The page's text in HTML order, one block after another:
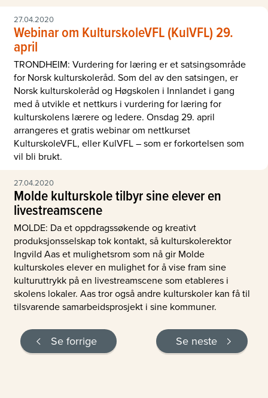
27.04.2020
Webinar om KulturskoleVFL (KulVFL) 29.
april
TRONDHEIM: Vurdering for læring er et satsingsområde
for Norsk kulturskoleråd. Som del av den satsingen, er
Norsk kulturskoleråd og Høgskolen i Innlandet i gang
med å utvikle et nettkurs i vurdering for læring for
kulturskolens lærere og ledere. Onsdag 29. april
arrangeres et gratis webinar om nettkurset
KulturskoleVFL, eller KulVFL – som er forkortelsen som
vil bli brukt.
27.04.2020
Molde kulturskole tilbyr sine elever en
livestreamscene
MOLDE: Da et oppdragssøkende og kreativt
produksjonsselskap tok kontakt, så kulturskolerektor
Ingvild Aas et mulighetsrom som nå gir Molde
kulturskoles elever en mulighet for å vise fram sine
kulturuttrykk på en livestreamscene som etableres i
skolens lokaler. Aas tror også andre kulturskoler kan få til
tilsvarende samarbeidsprosjekt i sine kommuner.
Se forrige Se neste